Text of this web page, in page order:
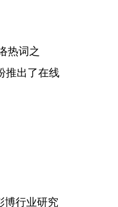
热词之
推出了在线
博行业研究